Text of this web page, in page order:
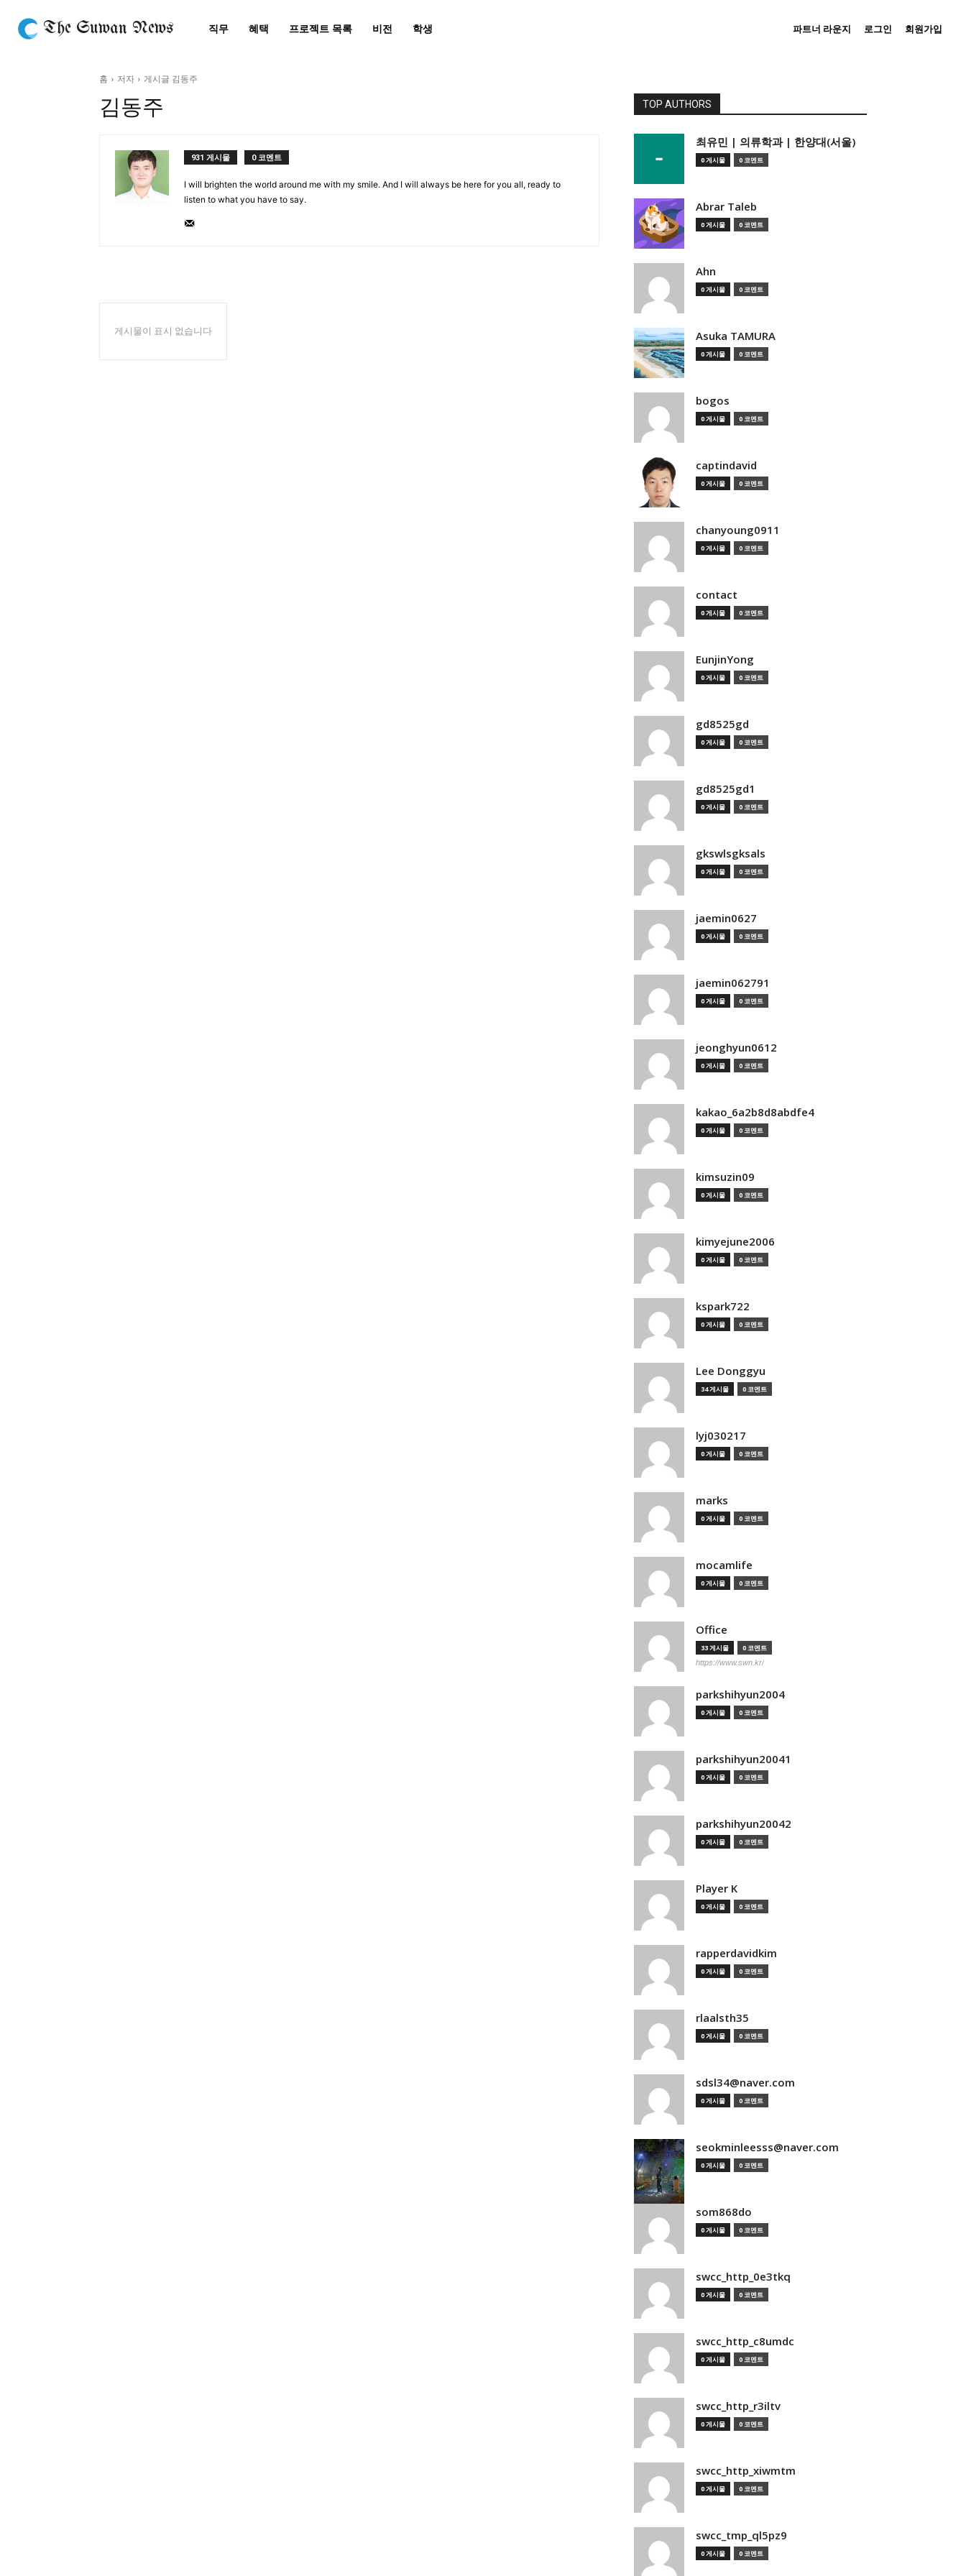
The Suwan News 직무 혜택 프로젝트 목록 비전 학생 파트너 라운지 로그인 회원가입
홈 저자 게시글 김동주
김동주
931 게시물 0 코멘트
I will brighten the world around me with my smile. And I will always be here for you all, ready to
listen to what you have to say.
게시물이 표시 없습니다
TOP AUTHORS
­최유민 | 의류학과 | 한양대(서울)
0 게시물 0 코멘트
Abrar Taleb
0 게시물 0 코멘트
Ahn
0 게시물 0 코멘트
Asuka TAMURA
0 게시물 0 코멘트
bogos
0 게시물 0 코멘트
captindavid
0 게시물 0 코멘트
chanyoung0911
0 게시물 0 코멘트
contact
0 게시물 0 코멘트
EunjinYong
0 게시물 0 코멘트
gd8525gd
0 게시물 0 코멘트
gd8525gd1
0 게시물 0 코멘트
gkswlsgksals
0 게시물 0 코멘트
jaemin0627
0 게시물 0 코멘트
jaemin062791
0 게시물 0 코멘트
jeonghyun0612
0 게시물 0 코멘트
kakao_6a2b8d8abdfe4
0 게시물 0 코멘트
kimsuzin09
0 게시물 0 코멘트
kimyejune2006
0 게시물 0 코멘트
kspark722
0 게시물 0 코멘트
Lee Donggyu
34 게시물 0 코멘트
lyj030217
0 게시물 0 코멘트
marks
0 게시물 0 코멘트
mocamlife
0 게시물 0 코멘트
Office
33 게시물 0 코멘트
https://www.swn.kr/
parkshihyun2004
0 게시물 0 코멘트
parkshihyun20041
0 게시물 0 코멘트
parkshihyun20042
0 게시물 0 코멘트
Player K
0 게시물 0 코멘트
rapperdavidkim
0 게시물 0 코멘트
rlaalsth35
0 게시물 0 코멘트
sdsl34@naver.com
0 게시물 0 코멘트
seokminleesss@naver.com
0 게시물 0 코멘트
som868do
0 게시물 0 코멘트
swcc_http_0e3tkq
0 게시물 0 코멘트
swcc_http_c8umdc
0 게시물 0 코멘트
swcc_http_r3iltv
0 게시물 0 코멘트
swcc_http_xiwmtm
0 게시물 0 코멘트
swcc_tmp_ql5pz9
0 게시물 0 코멘트